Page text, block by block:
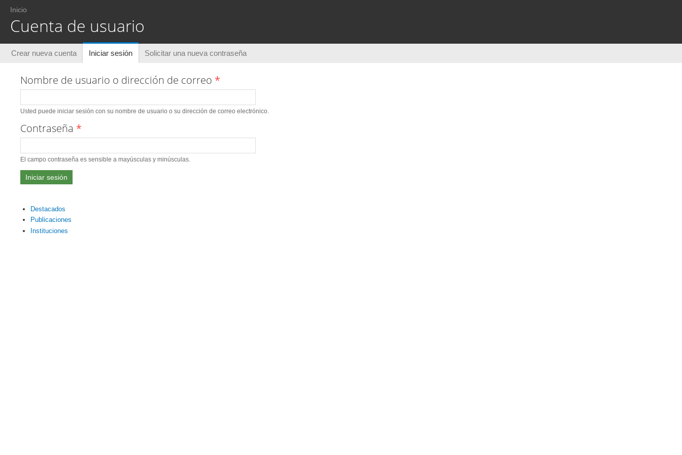
Usted está aquí
Inicio
Cuenta de usuario
Solapas principales
Crear nueva cuenta Iniciar sesión (solapa activa)
Solicitar una nueva contraseña
Nombre de usuario o dirección de correo *
Usted puede iniciar sesión con su nombre de usuario o su dirección de correo electrónico.
Contraseña *
El campo contraseña es sensible a mayúsculas y minúsculas.
Destacados
Publicaciones
Instituciones